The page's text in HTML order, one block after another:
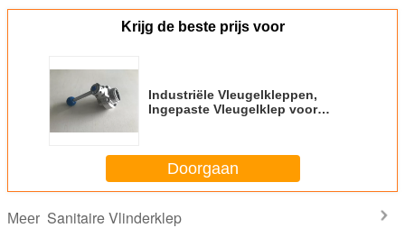
Krijg de beste prijs voor
Industriële Vleugelkleppen,
Ingepaste Vleugelklep voor
Doorgaan
Meer Sanitaire Vlinderklep